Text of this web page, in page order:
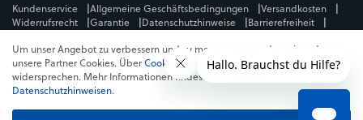
Kundenservice
Allgemeine Geschäftsbedingungen
Versandkosten
Widerrufsrecht
Garantie Datenschutzhinweise
Barrierefreiheit
Mediengruppe:
GameStar
GamePro MeinMMO Get Hero
Jeuxvideo.com
© Webedia - alle Rechte vorbehalten
* Alle Preise enthalten die jeweilige Mehrwertsteuer. Gegebenenfalls fallen
Um unser Angebot zu verbessern und zu messen, verwenden wir und
unsere Partner Cookies. ÜberCookies ablehnenkannst du dem
widersprechen. Mehr Informationen findest du in unseren
Datenschutzhinweisen.